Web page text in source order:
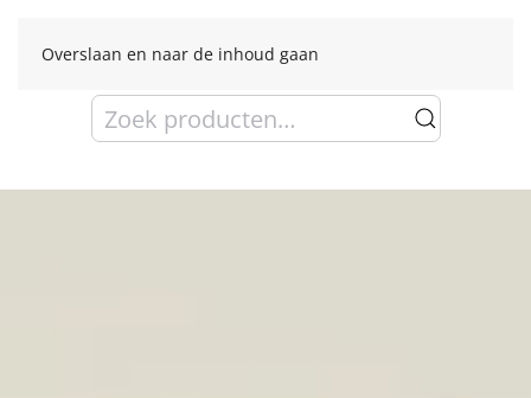
Overslaan en naar de inhoud gaan
Zoeken
naar: